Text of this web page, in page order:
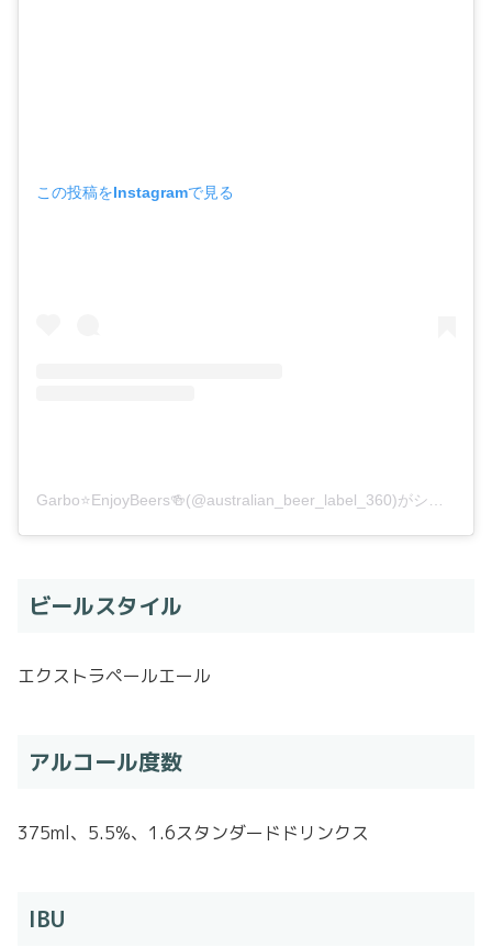
この投稿をInstagramで見る
ビールスタイル
エクストラペールエール
アルコール度数
375ml、5.5%、1.6スタンダードドリンクス
IBU